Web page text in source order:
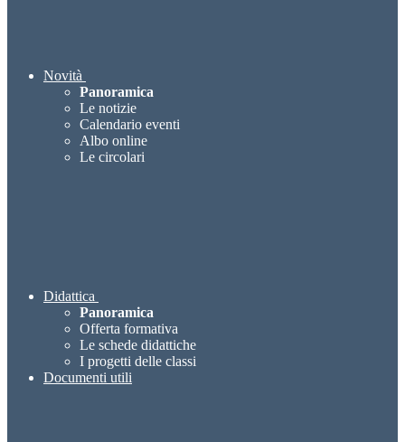
Novità
Panoramica
Le notizie
Calendario eventi
Albo online
Le circolari
Didattica
Panoramica
Offerta formativa
Le schede didattiche
I progetti delle classi
Documenti utili